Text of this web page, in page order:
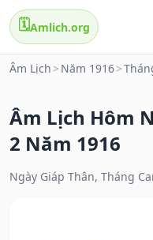
🗓️Amlich.org
Âm Lịch > Năm 1916>
Âm Lịch Hôm
2 Năm 1916
Ngày Giáp Thân, Tháng